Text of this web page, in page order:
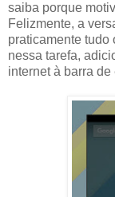
saiba porque
Felizmente, a
praticamente tudo
nessa tarefa,
internet à barra